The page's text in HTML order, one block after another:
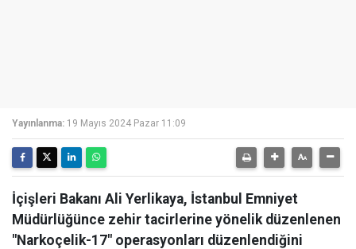
Yayınlanma: 19 Mayıs 2024 Pazar 11:09
İçişleri Bakanı Ali Yerlikaya, İstanbul Emniyet
Müdürlüğünce zehir tacirlerine yönelik düzenlenen
"Narkoçelik-17" operasyonları düzenlendiğini